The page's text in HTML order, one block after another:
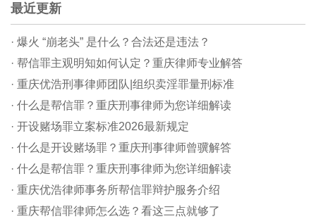
最近更新
· 爆火 “崩老头” 是什么？合法还是违法？
· 帮信罪主观明知如何认定？重庆律师专业解答
· 重庆优浩刑事律师团队|组织卖淫罪量刑标准
· 什么是帮信罪？重庆刑事律师为您详细解读
· 开设赌场罪立案标准2026最新规定
· 什么是开设赌场罪？重庆刑事律师曾骥解答
· 什么是帮信罪？重庆刑事律师为您详细解读
· 重庆优浩律师事务所帮信罪辩护服务介绍
· 重庆帮信罪律师怎么选？看这三点就够了